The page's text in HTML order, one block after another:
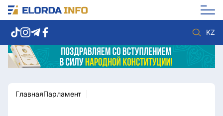
KZ
Новости столицы
ГлавнаяПарламент